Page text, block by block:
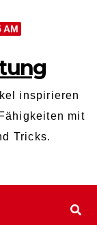
AM
inspirieren
mit
Tricks.